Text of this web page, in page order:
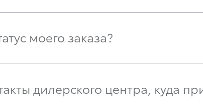
моего заказа?
дилерского центра, куда